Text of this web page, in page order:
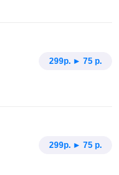
299p. ► 75 р.
299p. ► 75 р.